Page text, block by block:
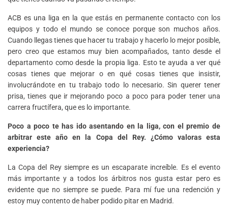
ACB es una liga en la que estás en permanente contacto con los
equipos y todo el mundo se conoce porque son muchos años.
Cuando llegas tienes que hacer tu trabajo y hacerlo lo mejor posible,
pero creo que estamos muy bien acompañados, tanto desde el
departamento como desde la propia liga. Esto te ayuda a ver qué
cosas tienes que mejorar o en qué cosas tienes que insistir,
involucrándote en tu trabajo todo lo necesario. Sin querer tener
prisa, tienes que ir mejorando poco a poco para poder tener una
carrera fructífera, que es lo importante.
Poco a poco te has ido asentando en la liga, con el premio de
arbitrar este año en la Copa del Rey. ¿Cómo valoras esta
experiencia?
La Copa del Rey siempre es un escaparate increíble. Es el evento
más importante y a todos los árbitros nos gusta estar pero es
evidente que no siempre se puede. Para mí fue una redención y
estoy muy contento de haber podido pitar en Madrid.